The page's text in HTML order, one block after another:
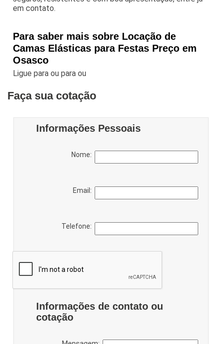
em contato.
Para saber mais sobre Locação de
Camas Elásticas para Festas Preço em
Osasco
Ligue paraou paraou
Faça sua cotação
Informações Pessoais
Nome:
Email:
Telefone:
Informações de contato ou
cotação